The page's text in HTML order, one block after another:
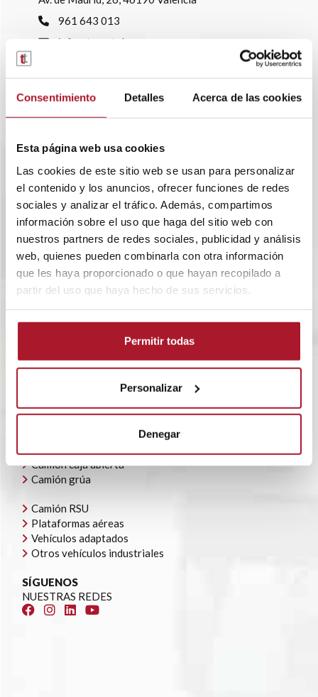
Consentimiento Detalles Acerca de las cookies
Esta página web usa cookies
Las cookies de este sitio web se usan para personalizar
el contenido y los anuncios, ofrecer funciones de redes
sociales y analizar el tráfico. Además, compartimos
información sobre el uso que haga del sitio web con
nuestros partners de redes sociales, publicidad y análisis
web, quienes pueden combinarla con otra información
que les haya proporcionado o que hayan recopilado a
partir del uso que haya hecho de sus servicios.
Permitir todas
Personalizar
Denegar
961 643 013
info@transtelsa.com
Trabaja con nosotros
POLÍTICA CORPORATIVA
CONTACTO
AYUDAS AUTOCONSUMO
NUESTRA FLOTA
Todoterrenos y furgonetas
Camión caja abierta
Camión grúa
Camión RSU
Plataformas aéreas
Vehículos adaptados
Otros vehículos industriales
SÍGUENOS
NUESTRAS REDES